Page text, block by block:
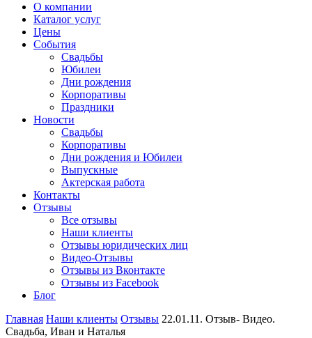
О компании
Каталог услуг
Цены
События
Свадьбы
Юбилеи
Дни рождения
Корпоративы
Праздники
Новости
Свадьбы
Корпоративы
Дни рождения и Юбилеи
Выпускные
Актерская работа
Контакты
Отзывы
Все отзывы
Наши клиенты
Отзывы юридических лиц
Видео-Отзывы
Отзывы из Вконтакте
Отзывы из Facebook
Блог
Главная Наши клиенты Отзывы 22.01.11. Отзыв- Видео.
Свадьба, Иван и Наталья